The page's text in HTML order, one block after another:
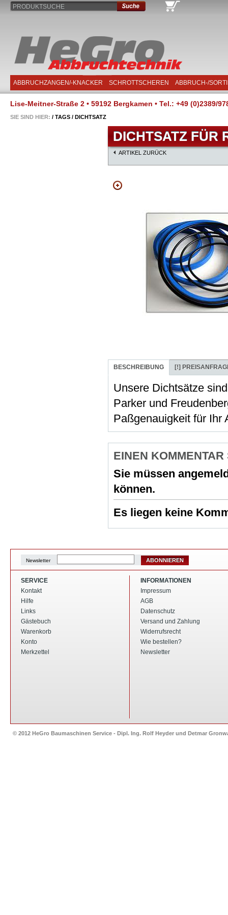
ABBRUCHZANGEN/-KNACKER SCHROTTSCHEREN ABBRUCH-/
PRODUKTSUCHE
Lise-Meitner-Straße 2 • 59192 Bergkamen • Tel.: +49 (0)2389/
SIE SIND HIER: / TAGS / DICHTSATZ
DICHTSATZ FÜR
ARTIKEL ZURÜCK
BESCHREIBUNG [!]
Unsere Dichtsätze
Parker und
Paßgenauigkeit für Ihr
EINEN
Sie müssen
können.
Es liegen keine
Newsletter ABONNIEREN
SERVICE
Kontakt
Hilfe
Links
Gästebuch
Warenkorb
Konto
Merkzettel
INFORMATIONEN
Impressum
AGB
Datenschutz
Versand und Zahlung
Widerrufsrecht
Wie bestellen?
Newsletter
© 2012 HeGro Baumaschinen Service - Dipl. Ing. Rolf Heyder und Detmar